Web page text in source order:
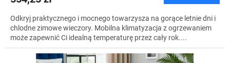
Odkryj praktycznego i mocnego towarzysza na gorące letnie dni i
chlodne zimowe wieczory. Mobilna klimatyzacja z ogrzewaniem
może zapewnić Ci idealną temperaturę przez cały rok....